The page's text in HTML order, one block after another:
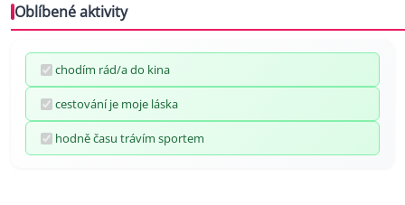
Oblíbené aktivity
chodím rád/a do kina
cestování je moje láska
hodně času trávím sportem